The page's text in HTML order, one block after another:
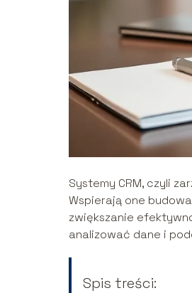
Systemy CRM, czyli
Wspierają one
zwiększanie
analizować dane i
Spis treści: